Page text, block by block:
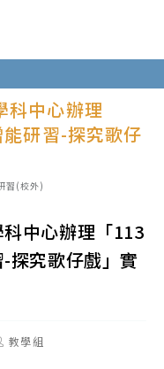
科中心辦理
能研習-探究歌仔
習(校外)
中心辦理「113
探究歌仔戲」實
教學組